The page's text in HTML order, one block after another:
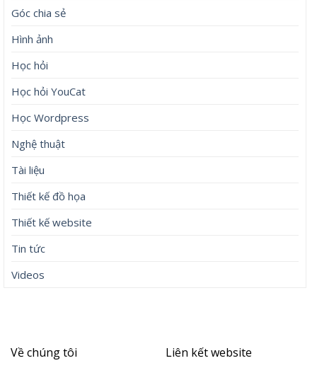
Góc chia sẻ
Hình ảnh
Học hỏi
Học hỏi YouCat
Học Wordpress
Nghệ thuật
Tài liệu
Thiết kế đồ họa
Thiết kế website
Tin tức
Videos
Về chúng tôi Liên kết website